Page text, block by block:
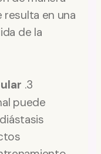
resulta en una
de la
3.
puede